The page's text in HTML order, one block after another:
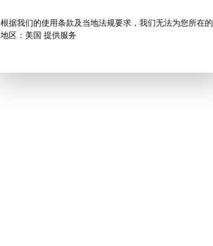
根据我们的使用条款及当地法规要求，我们无法为您所在的
地区：美国 提供服务